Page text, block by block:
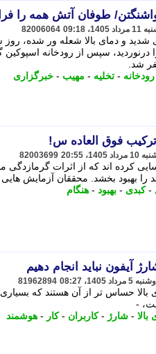
طوفان آتش همه را
82006064
شدید و دمای بالا شعله ور شده،
سپس از رودخانه
شد.
رودخانه - تخلیه - مهیب - خبرگزاری
فوق العاده س!
82003699
کرده اند که از اثرات
بهبود بخشد. محققان آزمایش
-کبدی - بهبود - هنگام
آیفون نباید انجام دهیم
81962894
حساس تر از آن هستند که بسیاری
-
بالا - شارژ -کاربران -کار - هوشمند